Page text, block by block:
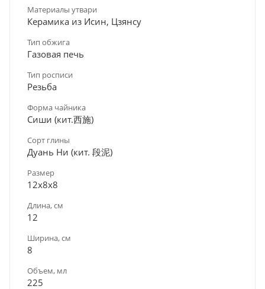
Материалы утвари
Керамика из Исин, Цзянсу
Тип обжига
Газовая печь
Тип росписи
Резьба
Форма чайника
Сиши (кит.西施)
Сорт глины
Дуань Ни (кит. 段泥)
Размер
12х8х8
Длина, см
12
Ширина, см
8
Объем, мл
225